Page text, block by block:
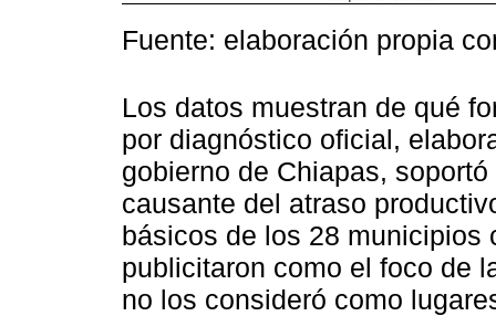
Fuente: elaboración propia
Los datos muestran de qué
por diagnóstico oficial,
gobierno de Chiapas,
causante del atraso
básicos de los 28 municipios
publicitaron como el foco de
no los consideró como